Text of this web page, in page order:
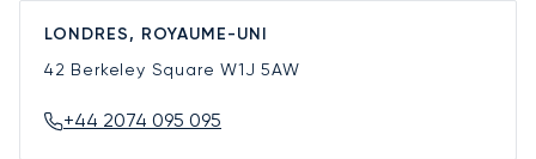
LONDRES, ROYAUME-UNI
42 Berkeley SquareW1J 5AW
+44 2074 095 095